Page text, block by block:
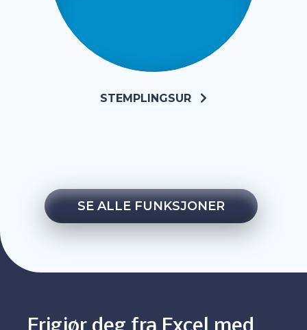
STEMPLINGSUR
SE ALLE FUNKSJONER